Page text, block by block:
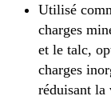
Utilisé
charges
et le talc,
charges
réduisant la